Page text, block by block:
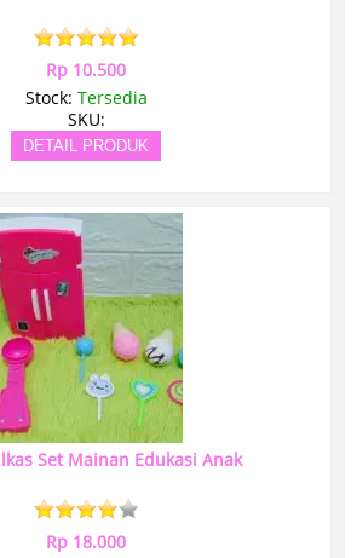
Rp 10.500
Stock: Tersedia
SKU:
DETAIL PRODUK
Set Mainan Edukasi Anak
Rp 18.000